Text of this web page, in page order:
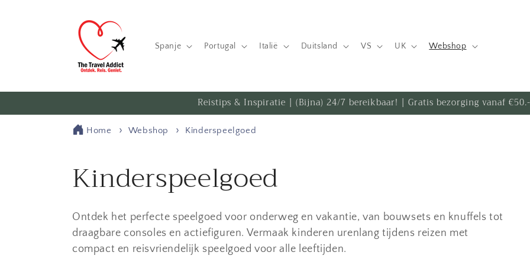
Spanje Portugal Italië Duitsland VS UK Webshop
Reistips & Inspiratie | (Bijna) 24/7 bereikbaar! | Gratis bezorging vanaf
Home Webshop Kinderspeelgoed
C
o
l
Kinderspeelgoed
Ontdek het perfecte speelgoed voor onderweg en vakantie, van bouwsets en knuffels tot
draagbare consoles en actiefiguren. Vermaak kinderen urenlang tijdens reizen met
compact en reisvriendelijk speelgoed voor alle leeftijden.